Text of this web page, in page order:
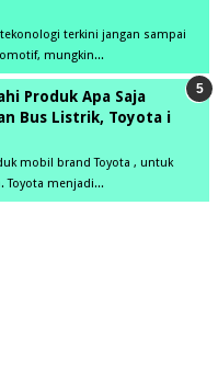
terkini jangan sampai
mungkin...
Produk Apa Saja
Bus Listrik, Toyota i
mobil brand Toyota , untuk
Toyota menjadi...